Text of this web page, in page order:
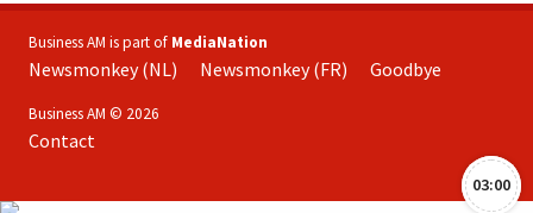
03:00
Business AM is part of MediaNation
Newsmonkey (NL) Newsmonkey (FR) Goodbye
Business AM © 2026
Contact